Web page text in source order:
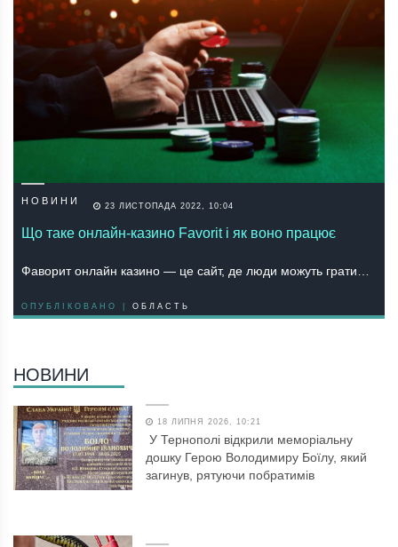
НОВИНИ 23 ЛИСТОПАДА 2022, 10:04
Що таке онлайн-казино Favorit і як воно працює
Фаворит онлайн казино — це сайт, де люди можуть грати…
ОПУБЛІКОВАНО | ОБЛАСТЬ
НОВИНИ
18 ЛИПНЯ 2026, 10:21
У Тернополі відкрили меморіальну
дошку Герою Володимиру Боїлу, який
загинув, рятуючи побратимів